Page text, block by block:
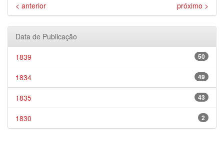
< anterior próximo >
Data de Publicação
50
1839
49
1834
43
1835
2
1830